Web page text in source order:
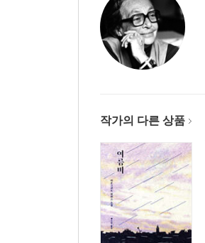
작가의 다른 상품